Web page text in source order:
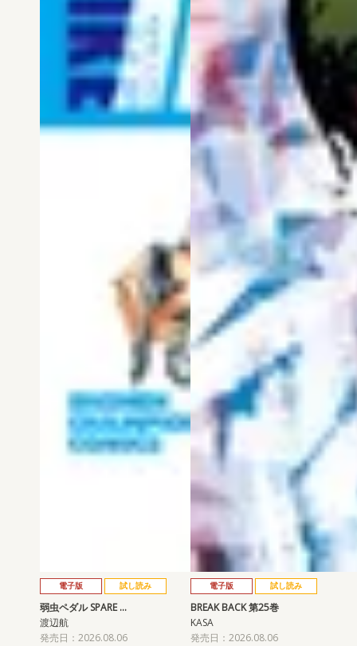
電子版 試し読み
弱虫ペダル SPARE …
渡辺航
発売日：2026.08.06
電子版 試し読み
BREAK BACK 第25巻
KASA
発売日：2026.08.06